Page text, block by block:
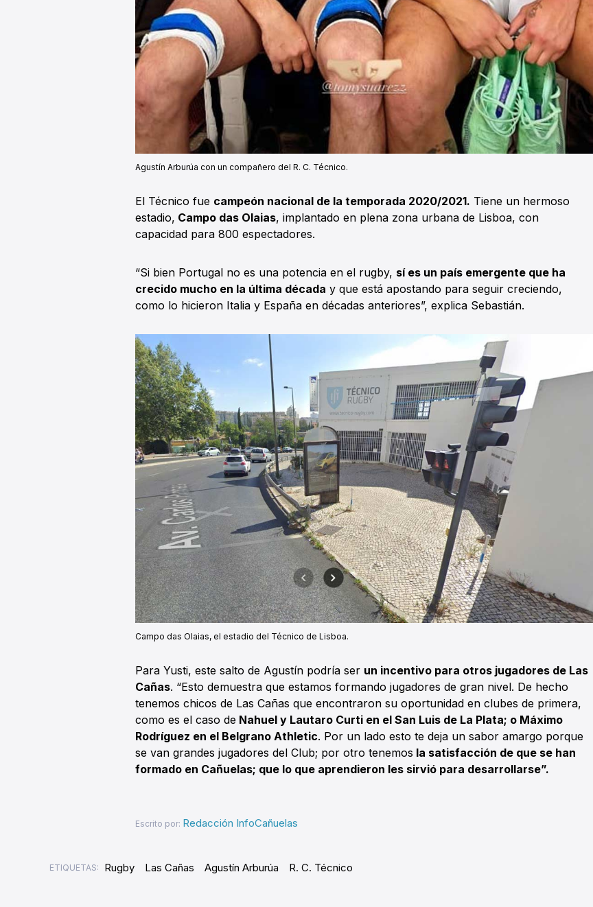
Agustín Arburúa con un compañero del R. C. Técnico.
El Técnico fue campeón nacional de la temporada 2020/2021. Tiene un hermoso
estadio, Campo das Olaias, implantado en plena zona urbana de Lisboa, con
capacidad para 800 espectadores.
“Si bien Portugal no es una potencia en el rugby, sí es un país emergente que ha
crecido mucho en la última década y que está apostando para seguir creciendo,
como lo hicieron Italia y España en décadas anteriores”, explica Sebastián.
Campo das Olaias, el estadio del Técnico de Lisboa.
Para Yusti, este salto de Agustín podría ser un incentivo para otros jugadores de Las
Cañas. “Esto demuestra que estamos formando jugadores de gran nivel. De hecho
tenemos chicos de Las Cañas que encontraron su oportunidad en clubes de primera,
como es el caso de Nahuel y Lautaro Curti en el San Luis de La Plata; o Máximo
Rodríguez en el Belgrano Athletic. Por un lado esto te deja un sabor amargo porque
se van grandes jugadores del Club; por otro tenemos la satisfacción de que se han
formado en Cañuelas; que lo que aprendieron les sirvió para desarrollarse”.
Escrito por: Redacción InfoCañuelas
ETIQUETAS: Rugby Las Cañas Agustín Arburúa R. C. Técnico